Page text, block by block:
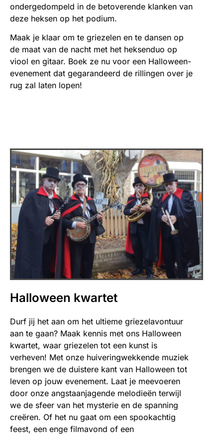
ondergedompeld in de betoverende klanken van
deze heksen op het podium.
Maak je klaar om te griezelen en te dansen op
de maat van de nacht met het heksenduo op
viool en gitaar. Boek ze nu voor een Halloween-
evenement dat gegarandeerd de rillingen over je
rug zal laten lopen!
Halloween kwartet
Durf jij het aan om het ultieme griezelavontuur
aan te gaan? Maak kennis met ons Halloween
kwartet, waar griezelen tot een kunst is
verheven! Met onze huiveringwekkende muziek
brengen we de duistere kant van Halloween tot
leven op jouw evenement. Laat je meevoeren
door onze angstaanjagende melodieën terwijl
we de sfeer van het mysterie en de spanning
creëren. Of het nu gaat om een spookachtig
feest, een enge filmavond of een